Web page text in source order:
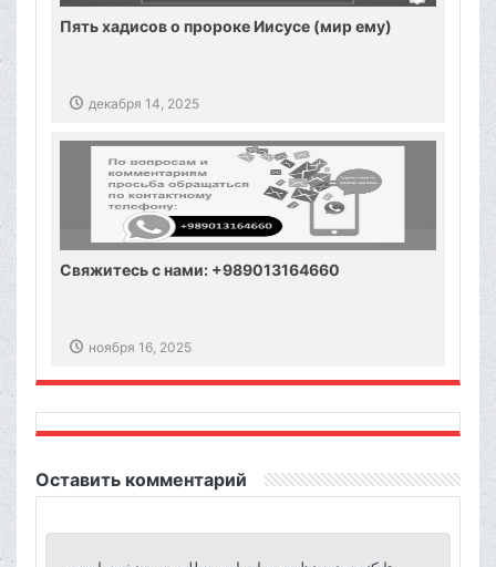
Пять хадисов о пророке Иисусе (мир ему)
декабря 14, 2025
Свяжитесь с нами: +989013164660
ноября 16, 2025
Оставить комментарий